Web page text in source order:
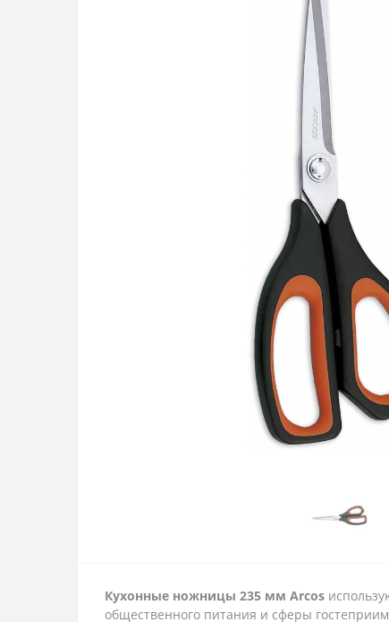
Кухонные ножницы 235 мм Arcos
общественного питания и сферы